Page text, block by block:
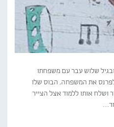
טואפרה נולד בטבריה (1945) ובגיל שלוש עבר עם משפחתו
את המשפחה. הבוס שלו
ושלח אותו ללמוד אצל הצייר